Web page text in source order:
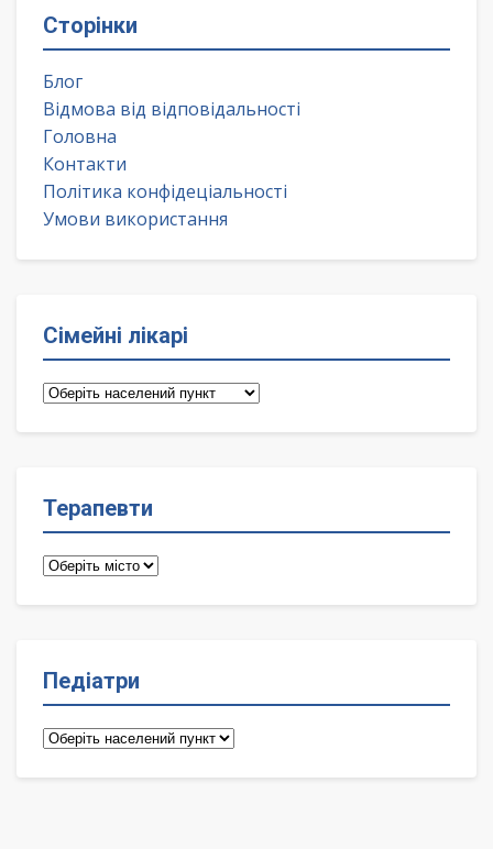
Сторінки
Блог
Відмова від відповідальності
Головна
Контакти
Політика конфідеціальності
Умови використання
Сімейні лікарі
Сімейні
Терапевти
Терапевти
Педіатри
Педіатри